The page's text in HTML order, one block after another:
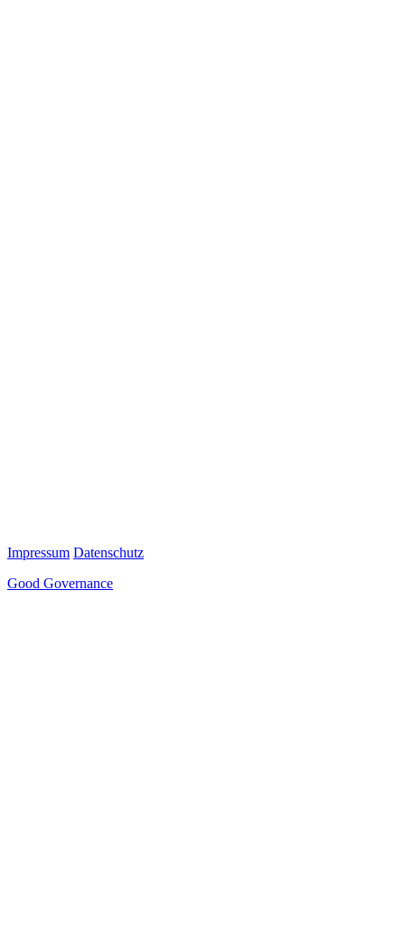
Impressum Datenschutz
Good Governance